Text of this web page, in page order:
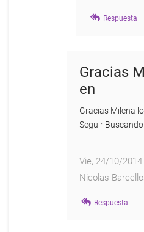
respuesta
la
alquimia
Anonymous
Respuesta
Gracias
en
Gracias Milena
Seguir Buscando
Vie, 24/10/2014
Nicolas
respuesta
Respuesta